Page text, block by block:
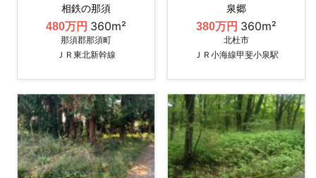
相鉄の那須
480万円 360m²
那須郡那須町
ＪＲ東北新幹線
泉郷
380万円 360m²
北杜市
ＪＲ小海線甲斐小泉駅